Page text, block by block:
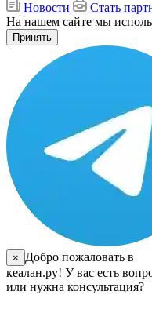
Новости
Стать
На нашем сайте мы
Принять
×
Добро пожаловать в
кеалан.ру! У вас есть
или нужна консультация?